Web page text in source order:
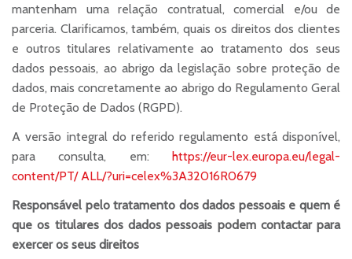
mantenham uma relação contratual, comercial e/ou de
parceria. Clarificamos, também, quais os direitos dos clientes
e outros titulares relativamente ao tratamento dos seus
dados pessoais, ao abrigo da legislação sobre proteção de
dados, mais concretamente ao abrigo do Regulamento Geral
de Proteção de Dados (RGPD).
A versão integral do referido regulamento está disponível,
para consulta, em: https://eur-lex.europa.eu/legal-
content/PT/ ALL/?uri=celex%3A32016R0679
Responsável pelo tratamento dos dados pessoais e quem é
que os titulares dos dados pessoais podem contactar para
exercer os seus direitos